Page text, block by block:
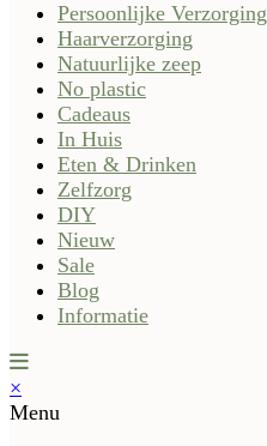
Persoonlijke Verzorging
Haarverzorging
Natuurlijke zeep
No plastic
Cadeaus
In Huis
Eten & Drinken
Zelfzorg
DIY
Nieuw
Sale
Blog
Informatie
×
Menu